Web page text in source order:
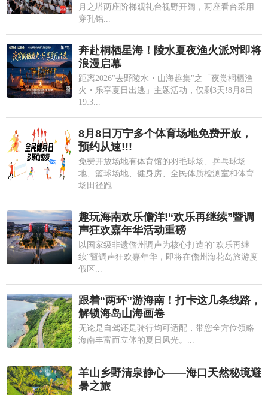
月之塔两座阶梯观礼台视野开阔，两座看台采用
穿孔铝...
奔赴桐栖星海！陵水夏夜渔火派对即将
浪漫启幕
距离2026"去野陵水・山海趣集"之「夜赏桐栖渔
火・乐享夏日出逃」主题活动，仅剩3天!8月8日
19:3...
8月8日万宁多个体育场地免费开放，
预约从速!!!
免费开放场地有体育馆的羽毛球场、乒乓球场
地、篮球场地、健身房、全民体质检测室和体育
场田径跑...
趣玩海南欢乐儋洋!“欢乐再继续”暨调
声狂欢嘉年华活动重磅
以国家级非遗儋州调声为核心打造的"欢乐再继
续"暨调声狂欢嘉年华，即将在儋州海花岛旅游度
假区...
跟着“两环”游海南！打卡这几条线路，
解锁海岛山海画卷
无论是自驾还是骑行均可适配，带您全方位领略
海南丰富而立体的夏日风光。...
羊山乡野清泉静心——海口天然秘境避
暑之旅